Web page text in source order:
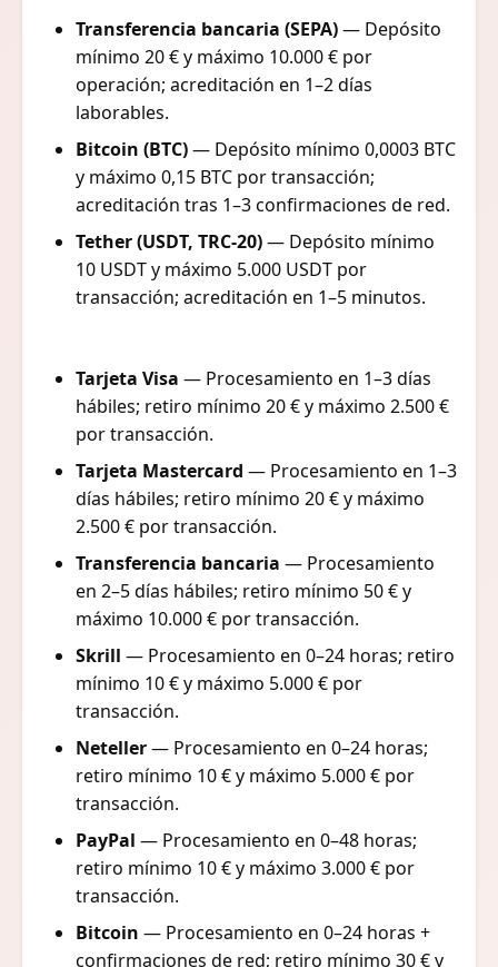
Transferencia bancaria (SEPA)— Depósito
mínimo 20 € y máximo 10.000 € por
operación; acreditación en 1–2 días
laborables.
Bitcoin (BTC)— Depósito mínimo 0,0003 BTC
y máximo 0,15 BTC por transacción;
acreditación tras 1–3 confirmaciones de red.
Tether (USDT, TRC-20)— Depósito mínimo
10 USDT y máximo 5.000 USDT por
transacción; acreditación en 1–5 minutos.
Tarjeta Visa — Procesamiento en 1–3 días
hábiles; retiro mínimo 20 € y máximo 2.500 €
por transacción.
Tarjeta Mastercard — Procesamiento en 1–3
días hábiles; retiro mínimo 20 € y máximo
2.500 € por transacción.
Transferencia bancaria — Procesamiento
en 2–5 días hábiles; retiro mínimo 50 € y
máximo 10.000 € por transacción.
Skrill — Procesamiento en 0–24 horas; retiro
mínimo 10 € y máximo 5.000 € por
transacción.
Neteller— Procesamiento en 0–24 horas;
retiro mínimo 10 € y máximo 5.000 € por
transacción.
PayPal — Procesamiento en 0–48 horas;
retiro mínimo 10 € y máximo 3.000 € por
transacción.
Bitcoin — Procesamiento en 0–24 horas +
confirmaciones de red; retiro mínimo 30 € y